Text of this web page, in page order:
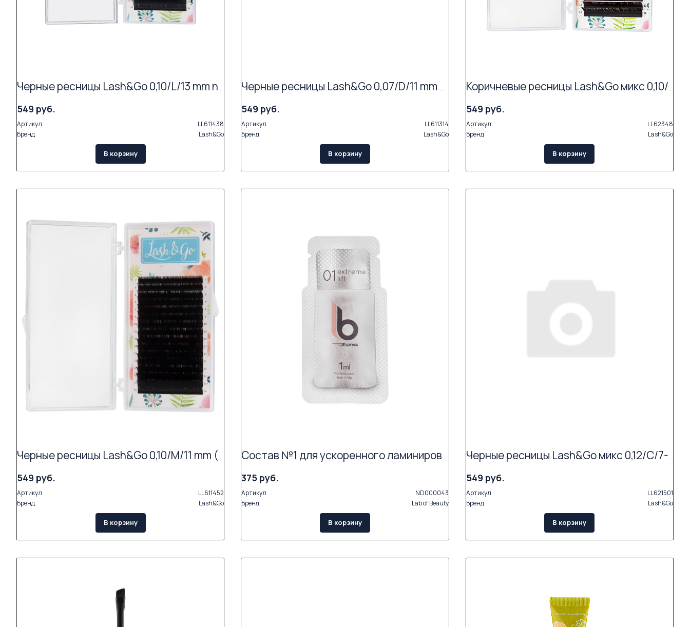
Черные ресницы Lash&Go 0,10/L/13 mm new (16 линий)
549 руб.
Артикул
LL611438
Бренд
Lash&Go
В корзину
Черные ресницы Lash&Go 0,07/D/11 mm (16 линий)
549 руб.
Артикул
LL611314
Бренд
Lash&Go
В корзину
Коричневые ресницы Lash&Go микс 0,10/L/6-13 mm new "Эспрессо" (16 линий)
549 руб.
Артикул
LL62348
Бренд
Lash&Go
В корзину
Черные ресницы Lash&Go 0,10/M/11 mm (16 линий)
549 руб.
Артикул
LL611452
Бренд
Lash&Go
В корзину
Состав №1 для ускоренного ламинирования LB «Express» (саше 1 мл)
375 руб.
Артикул
ND000043
Бренд
Lab of Beauty
В корзину
Черные ресницы Lash&Go микс 0,12/C/7-14 mm (16 линий)
549 руб.
Артикул
LL621501
Бренд
Lash&Go
В корзину